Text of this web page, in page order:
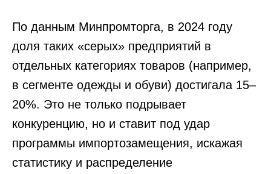
По данным Минпромторга, в 2024 году
доля таких «серых» предприятий в
отдельных категориях товаров (например,
в сегменте одежды и обуви) достигала 15–
20%. Это не только подрывает
конкуренцию, но и ставит под удар
программы импортозамещения, искажая
статистику и распределение